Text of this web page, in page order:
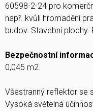
60598-2-24 pro
např. kvůli hromadění
budov. Stavební plochy.
Bezpečnostní
0,045 m2.
Všestranný reflektor se
Vysoká světelná